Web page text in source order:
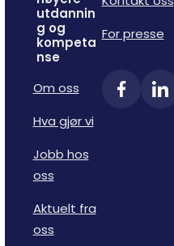
utdannin
g og
kompeta
nse
Om oss
Hva gjør vi
Jobb hos
oss
Aktuelt fra
oss
For presse